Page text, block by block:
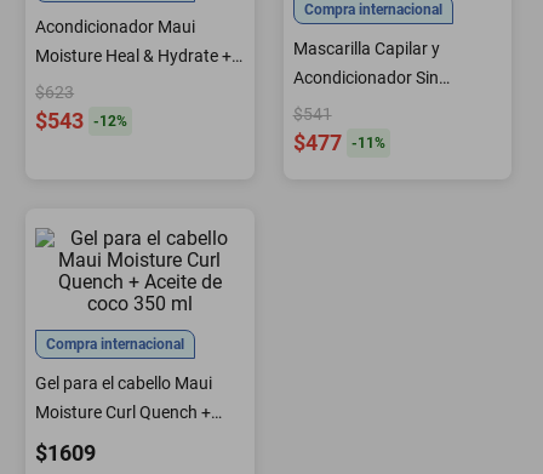
Acondicionador Maui
Moisture Heal & Hydrate +
Manteca de karité 750 ml
$623
$543 -12%
Compra internacional
Mascarilla Capilar y
Acondicionador Sin
Enjuague Maui Moisture
con Manteca de Karité 355
$541
$477 -11 %
Compra internacional
Gel para el cabello Maui
Moisture Curl Quench +
Aceite de coco 350 ml
$1609